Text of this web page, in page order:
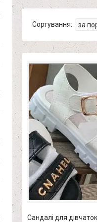
Сандалі для